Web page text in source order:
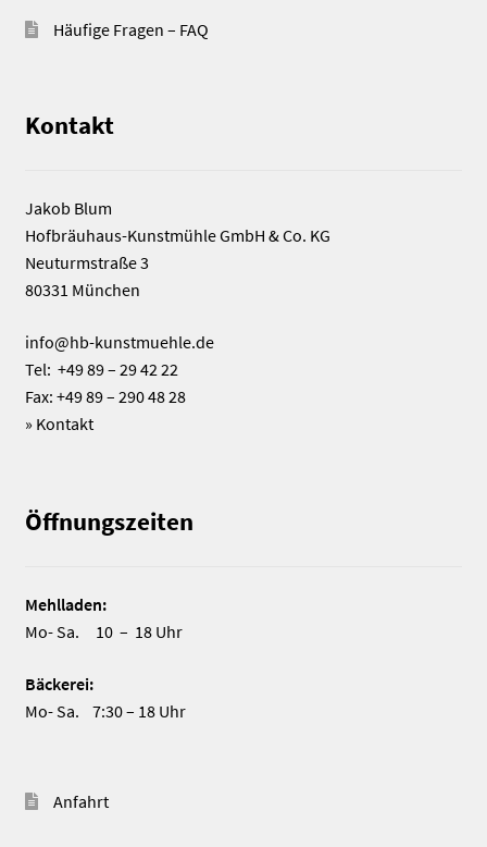
Häufige Fragen – FAQ
Kontakt
Jakob Blum
Hofbräuhaus-Kunstmühle GmbH & Co. KG
Neuturmstraße 3
80331 München
info@hb-kunstmuehle.de
Tel: +49 89 – 29 42 22
Fax: +49 89 – 290 48 28
» Kontakt
Öffnungszeiten
Mehlladen:
Mo- Sa. 10 – 18 Uhr
Bäckerei:
Mo- Sa. 7:30 – 18 Uhr
Anfahrt